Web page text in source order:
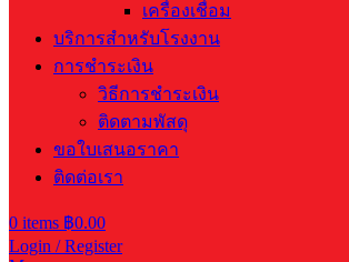
เครื่องเชื่อม
บริการสำหรับโรงงาน
การชำระเงิน
วิธีการชำระเงิน
ติดตามพัสดุ
ขอใบเสนอราคา
ติดต่อเรา
0 items ฿0.00
Login / Register